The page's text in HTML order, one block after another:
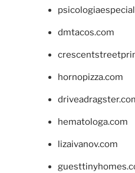
dmtacos.com
hornopizza.com
hematologa.com
lizaivanov.com